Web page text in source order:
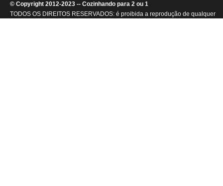
© Copyright 2012-2023 -- Cozinhando para 2 ou 1
TODOS OS DIREITOS RESERVADOS: é proibida a reprodução de qualquer